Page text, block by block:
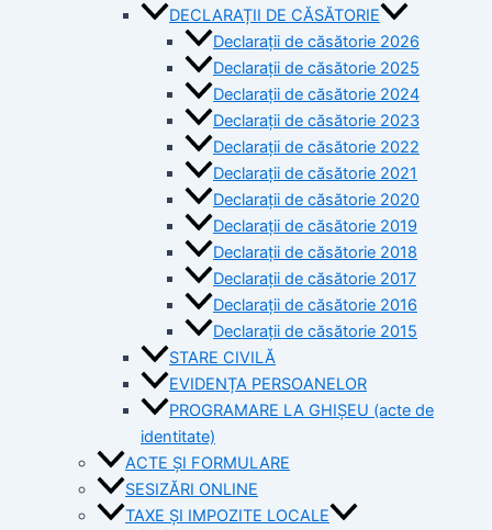
DECLARAȚII DE CĂSĂTORIE
Declarații de căsătorie 2026
Declarații de căsătorie 2025
Declarații de căsătorie 2024
Declarații de căsătorie 2023
Declarații de căsătorie 2022
Declarații de căsătorie 2021
Declarații de căsătorie 2020
Declarații de căsătorie 2019
Declarații de căsătorie 2018
Declarații de căsătorie 2017
Declarații de căsătorie 2016
Declarații de căsătorie 2015
STARE CIVILĂ
EVIDENȚA PERSOANELOR
PROGRAMARE LA GHIȘEU (acte de
identitate)
ACTE ȘI FORMULARE
SESIZĂRI ONLINE
TAXE ȘI IMPOZITE LOCALE